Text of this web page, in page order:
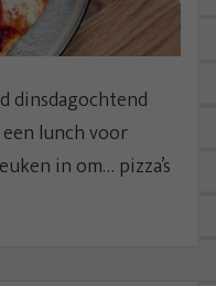
dinsdagochtend
lunch voor
in om… pizza’s